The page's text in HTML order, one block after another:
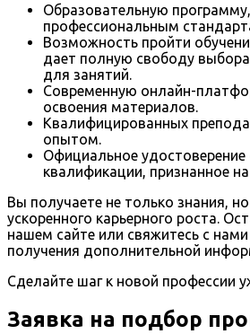
Образовательную
профессиональным
Возможность пройти
дает полную свободу
для занятий.
Современную онлайн-
освоения материалов.
Квалифицированных
опытом.
Официальное
квалификации, признанное
Вы получаете не только знания,
ускоренного карьерного роста.
нашем сайте или свяжитесь с
получения дополнительной
Сделайте шаг к новой профессии
Заявка на подбор